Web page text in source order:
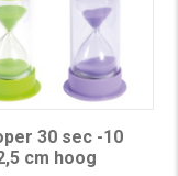
30 sec -10
cm hoog